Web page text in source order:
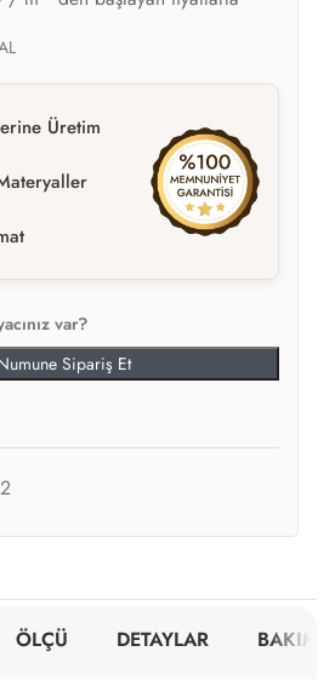
Üretim
var?
Sipariş Et
ÖLÇÜ DETAYLAR BAKIM